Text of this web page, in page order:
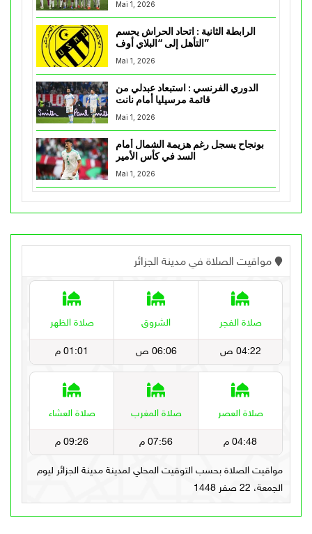
Mai 1, 2026
الرابطة الثانية : اتحاد الحراش يحسم
التأهل إلى “البلاي أوف”
Mai 1, 2026
الدوري الفرنسي : استبعاد عبدلي من
قائمة مرسيليا أمام نانت
Mai 1, 2026
بونجاح يسجل رغم هزيمة الشمال أمام
السد في كأس الأمير
Mai 1, 2026